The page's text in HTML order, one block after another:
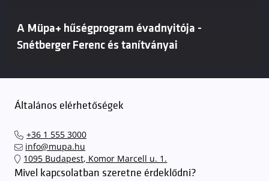
A Müpa+ hűségprogram évadnyitója -
Snétberger Ferenc és tanítványai
Általános elérhetőségek
+36 1 555 3000
info@mupa.hu
1095 Budapest, Komor Marcell u. 1.
Mivel kapcsolatban szeretne érdeklődni?